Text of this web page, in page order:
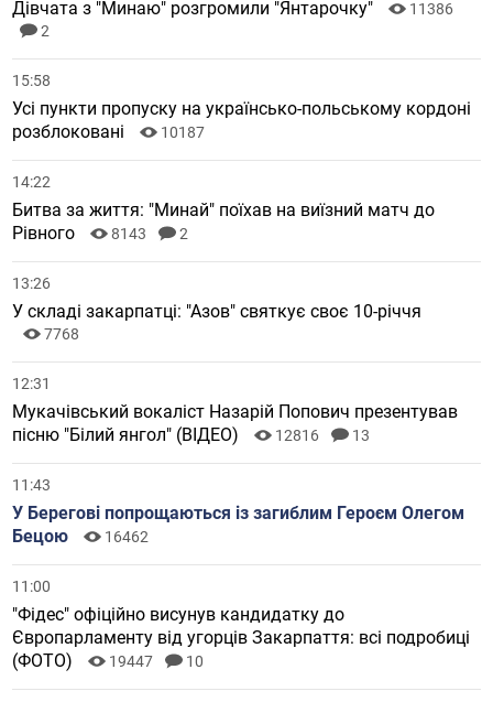
Дівчата з "Минаю" розгромили "Янтарочку"
11386
2
15:58
Усі пункти пропуску на українсько-польському кордоні
розблоковані
10187
14:22
Битва за життя: "Минай" поїхав на виїзний матч до
Рівного
8143 2
13:26
У складі закарпатці: "Азов" святкує своє 10-річчя
7768
12:31
Мукачівський вокаліст Назарій Попович презентував
пісню "Білий янгол" (ВІДЕО)
12816 13
11:43
У Берегові попрощаються із загиблим Героєм Олегом
Бецою
16462
11:00
"Фідес" офіційно висунув кандидатку до
Європарламенту від угорців Закарпаття: всі подробиці
(ФОТО)
19447 10